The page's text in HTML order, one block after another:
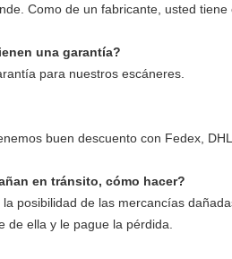
Como de un fabricante, usted
una garantía?
para nuestros escáneres.
buen descuento con Fedex,
en tránsito, cómo hacer?
posibilidad de las mercancías
de ella y le pague la pérdida.